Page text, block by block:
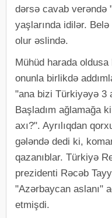
dərsə cavab verəndə
yaşlarında idilər.
olur əslində.
Mühüd harada
onunla birlikdə
"ana bizi Türkiyəyə 3
Başladım ağlamağa
axı?". Ayrılıqdan
gələndə dedi ki,
qazanıblar. Türkiyə
prezidenti Rəcəb
"Azərbaycan aslanı"
etmişdi.